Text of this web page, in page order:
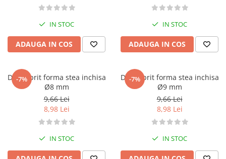
IN STOC
ADAUGA IN COS
IN STOC
ADAUGA IN COS
-7%
Dui / sprit forma stea inchisa
Ø8 mm
9,66 Lei
8,98 Lei
IN STOC
-7%
Dui / sprit forma stea inchisa
Ø9 mm
9,66 Lei
8,98 Lei
IN STOC